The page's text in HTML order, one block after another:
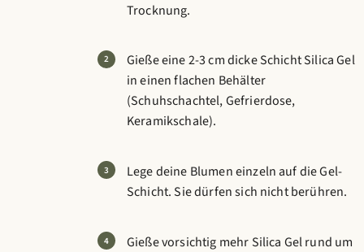
Trocknung.
Gieße eine 2-3 cm dicke Schicht Silica Gel
in einen flachen Behälter
(Schuhschachtel, Gefrierdose,
Keramikschale).
Lege deine Blumen einzeln auf die Gel-
Schicht. Sie dürfen sich nicht berühren.
Gieße vorsichtig mehr Silica Gel rund um